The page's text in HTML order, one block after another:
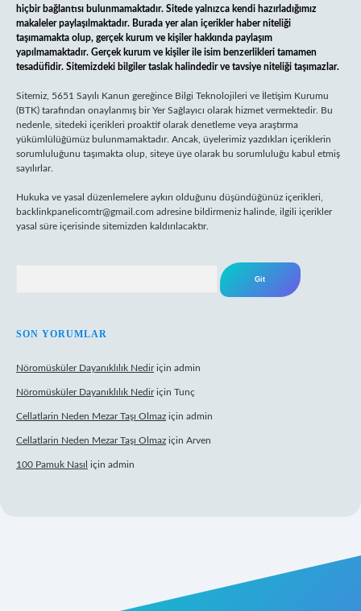
hiçbir bağlantısı bulunmamaktadır. Sitede yalnızca kendi hazırladığımız
makaleler paylaşılmaktadır. Burada yer alan içerikler haber niteliği
taşımamakta olup, gerçek kurum ve kişiler hakkında paylaşım
yapılmamaktadır. Gerçek kurum ve kişiler ile isim benzerlikleri tamamen
tesadüfidir. Sitemizdeki bilgiler taslak halindedir ve tavsiye niteliği taşımazlar.
Sitemiz, 5651 Sayılı Kanun gereğince Bilgi Teknolojileri ve İletişim Kurumu
(BTK) tarafından onaylanmış bir Yer Sağlayıcı olarak hizmet vermektedir. Bu
nedenle, sitedeki içerikleri proaktif olarak denetleme veya araştırma
yükümlülüğümüz bulunmamaktadır. Ancak, üyelerimiz yazdıkları içeriklerin
sorumluluğunu taşımakta olup, siteye üye olarak bu sorumluluğu kabul etmiş
sayılırlar.
Hukuka ve yasal düzenlemelere aykırı olduğunu düşündüğünüz içerikleri,
backlinkpanelicomtr@gmail.com adresine bildirmeniz halinde, ilgili içerikler
yasal süre içerisinde sitemizden kaldırılacaktır.
SON YORUMLAR
Nöromüsküler Dayanıklılık Nediriçin admin
Nöromüsküler Dayanıklılık Nediriçin Tunç
Cellatlarin Neden Mezar Taşı Olmaz için admin
Cellatlarin Neden Mezar Taşı Olmaz için Arven
100 Pamuk Nasıl için admin